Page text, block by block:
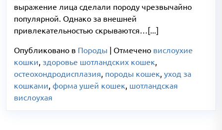
выражение лица сделали породу чрезвычайно
популярной. Однако за внешней
привлекательностью скрываются…[...]
Опубликовано в Породы | Отмечено вислоухие
кошки, здоровье шотландских кошек,
остеохондродисплазия, породы кошек, уход за
кошками, форма ушей кошек, шотландская
вислоухая